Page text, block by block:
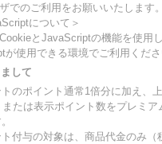
でのご利用をお願いいたします。
について＞
とJavaScriptの機能を使用
使用できる環境でご利用くださ
して
のポイント通常1倍分に加え、
たは表示ポイント数をプレミア
付与の対象は、商品代金のみ（